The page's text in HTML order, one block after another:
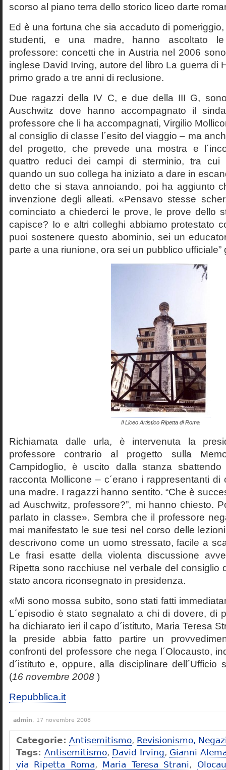
scorso al piano terra dello storico liceo darte
Ed è una fortuna che sia accaduto di
studenti, e una madre, hanno ascoltato le
professore: concetti che in Austria nel 2006
inglese David Irving, autore del libro La guerra di
primo grado a tre anni di reclusione.
Due ragazzi della IV C, e due della III G,
Auschwitz dove hanno accompagnato il
professore che li ha accompagnati, Virgilio
al consiglio di classe l´esito del viaggio – ma
del progetto, che prevede una mostra e
quattro reduci dei campi di sterminio, tra cui
quando un suo collega ha iniziato a dare in
detto che si stava annoiando, poi ha aggiunto
invenzione degli alleati. «Pensavo stesse
cominciato a chiederci le prove, le prove dello
capisce? Io e altri colleghi abbiamo protestato
puoi sostenere questo abominio, sei un
parte a una riunione, ora sei un pubblico ufficiale”
Il Liceo Artistico Ripetta di Roma
Richiamata dalle urla, è intervenuta la
professore contrario al progetto sulla
Campidoglio, è uscito dalla stanza
racconta Mollicone – c´erano i rappresentanti
una madre. I ragazzi hanno sentito. “Che è
ad Auschwitz, professore?”, mi hanno chiesto.
parlato in classe». Sembra che il professore
mai manifestato le sue tesi nel corso delle
descrivono come un uomo stressato, facile a
Le frasi esatte della violenta discussione
Ripetta sono racchiuse nel verbale del consiglio
stato ancora riconsegnato in presidenza.
«Mi sono mossa subito, sono stati fatti
L´episodio è stato segnalato a chi di dovere, di
ha dichiarato ieri il capo d´istituto, Maria Teresa
la preside abbia fatto partire un
confronti del professore che nega l´Olocausto,
d´istituto e, oppure, alla disciplinare dell´Ufficio
(16 novembre 2008 )
Repubblica.it
admin, 17 novembre 2008
Categorie: Antisemitismo, Revisionismo,
Tags: Antisemitismo, David Irving, Gianni
via Ripetta Roma, Maria Teresa Strani,